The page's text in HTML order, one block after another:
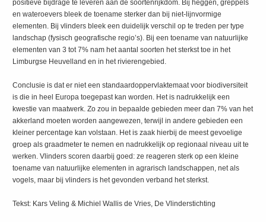
positieve bijdrage te leveren aan de soortenrijkdom. Bij heggen, greppels
en wateroevers bleek de toename sterker dan bij niet-lijnvormige
elementen. Bij vlinders bleek een duidelijk verschil op te treden per type
landschap (fysisch geografische regio’s). Bij een toename van natuurlijke
elementen van 3 tot 7% nam het aantal soorten het sterkst toe in het
Limburgse Heuvelland en in het rivierengebied.
Conclusie is dat er niet een standaardoppervlaktemaat voor biodiversiteit
is die in heel Europa toegepast kan worden. Het is nadrukkelijk een
kwestie van maatwerk. Zo zou in bepaalde gebieden meer dan 7% van het
akkerland moeten worden aangewezen, terwijl in andere gebieden een
kleiner percentage kan volstaan. Het is zaak hierbij de meest gevoelige
groep als graadmeter te nemen en nadrukkelijk op regionaal niveau uit te
werken. Vlinders scoren daarbij goed: ze reageren sterk op een kleine
toename van natuurlijke elementen in agrarisch landschappen, net als
vogels, maar bij vlinders is het gevonden verband het sterkst.
Tekst: Kars Veling & Michiel Wallis de Vries, De Vlinderstichting